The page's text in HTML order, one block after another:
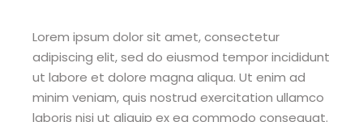
Lorem ipsum dolor sit amet, consectetur
adipiscing elit, sed do eiusmod tempor incididunt
ut labore et dolore magna aliqua. Ut enim ad
minim veniam, quis nostrud exercitation ullamco
laboris nisi ut aliquip ex ea commodo consequat.